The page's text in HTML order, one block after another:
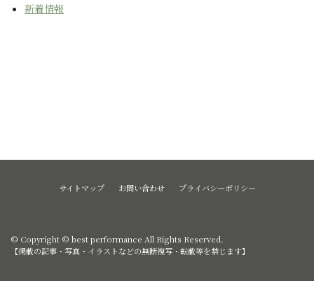
新着情報
サイトマップ お問い合わせ プライバシーポリシー
© Copyright © best performance All Rights Reserved.
【掲載の記事・写真・イラストなどの無断複写・転載等を禁じます】